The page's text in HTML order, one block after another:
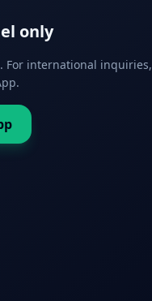
only
For international inquiries,